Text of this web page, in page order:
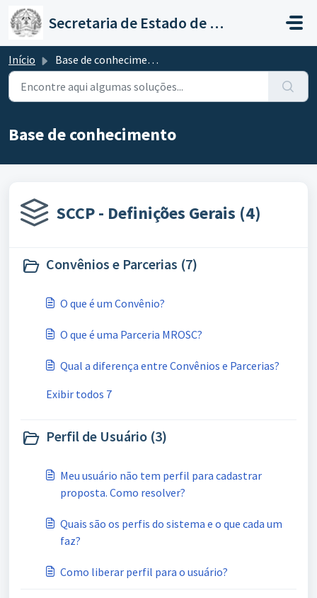
Ir para o conteúdo principal
Secretaria de Estado de Governo
Início Base de conhecimento
Base de conhecimento
SCCP - Definições Gerais (4)
Convênios e Parcerias (7)
O que é um Convênio?
O que é uma Parceria MROSC?
Qual a diferença entre Convênios e Parcerias?
Exibir todos 7
Perfil de Usuário (3)
Meu usuário não tem perfil para cadastrar
proposta. Como resolver?
Quais são os perfis do sistema e o que cada um
faz?
Como liberar perfil para o usuário?